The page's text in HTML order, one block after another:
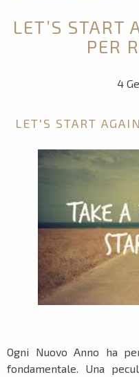
LET’S START
PER
4
LET'S START
Ogni Nuovo Anno ha
fondamentale. Una